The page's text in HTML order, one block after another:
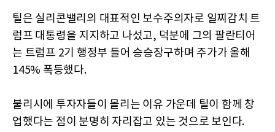
틸은 실리콘밸리의 대표적인 보수주의자로 일찌감치 트
럼프 대통령을 지지하고 나섰고, 덕분에 그의 팔란티어
는 트럼프 2기 행정부 들어 승승장구하며 주가가 올해
145% 폭등했다.
불리시에 투자자들이 몰리는 이유 가운데 틸이 함께 창
업했다는 점이 분명히 자리잡고 있는 것으로 보인다.